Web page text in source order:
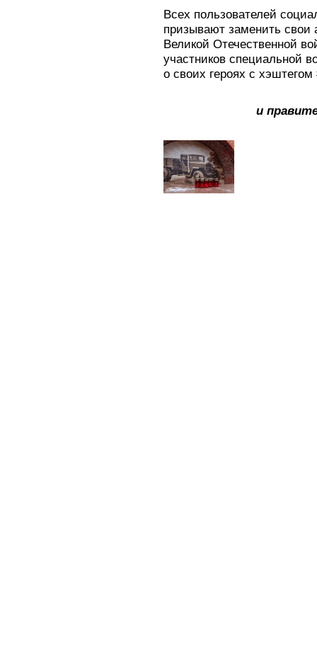
Всех пользователей
призывают заменить свои
Великой Отечественной
участников специальной
о своих героях с
и